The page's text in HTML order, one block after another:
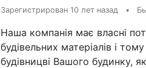
Зарегистрирован 10 лет назад •
Наша компанія має власні
будівельних матеріалів і
будівницві Вашого будинку,